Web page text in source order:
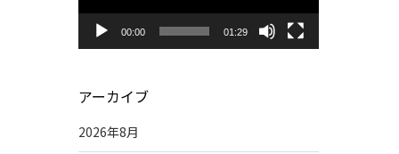
ー
ヤ
00:00 01:29
アーカイブ
2026年8月